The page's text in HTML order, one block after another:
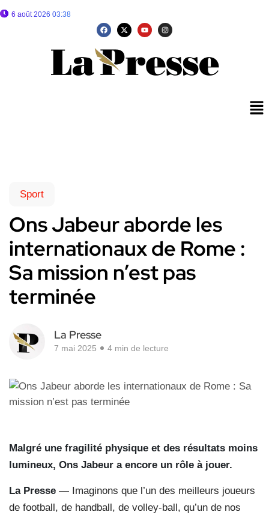
6 août 2026 03:38
Sport
Ons Jabeur aborde les
internationaux de Rome :
Sa mission n’est pas
terminée
La Presse
7 mai 2025 4 min de lecture
Malgré une fragilité physique et des résultats moins
lumineux, Ons Jabeur a encore un rôle à jouer.
La Presse — Imaginons que l’un des meilleurs joueurs
de football, de handball, de volley-ball, qu’un de nos